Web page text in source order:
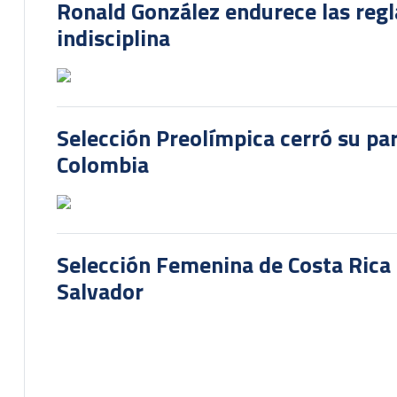
Ronald González endurece las
indisciplina
Selección Preolímpica cerró su
Colombia
Selección Femenina de Costa
Salvador